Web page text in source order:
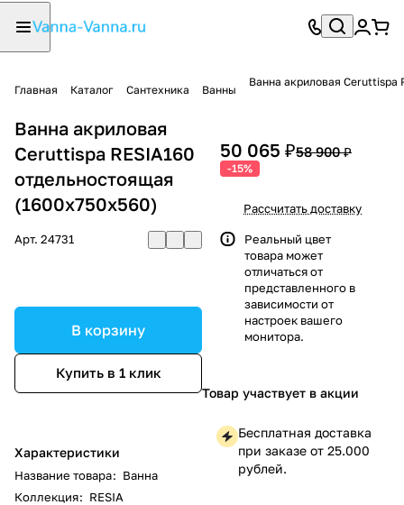
Главная Каталог Сантехника Ванны
Ванна акриловая Ceruttispa
Ванна акриловая
Ceruttispa RESIA160
отдельностоящая
(1600x750x560)
Арт. 24731
В корзину
Купить в 1 клик
Характеристики
Название товара: Ванна
Коллекция: RESIA
50 065 ₽58 900 ₽
-15%
Рассчитать доставку
Реальный цвет
товара может
отличаться от
представленного в
зависимости от
настроек вашего
монитора.
Товар участвует в акции
Бесплатная доставка
при заказе от 25.000
рублей.